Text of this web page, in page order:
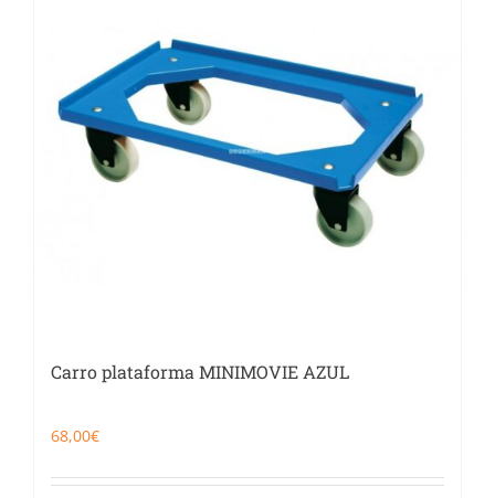
Food Service y Vending
91 629 17 10
Carro plataforma MINIMOVIE AZUL
68,00€